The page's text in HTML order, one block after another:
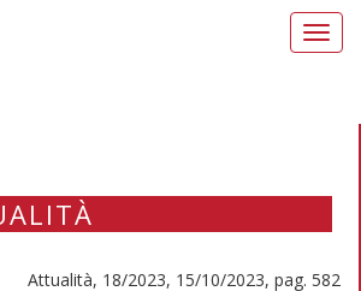
Attualità, 18/2023, 15/10/2023, pag. 582